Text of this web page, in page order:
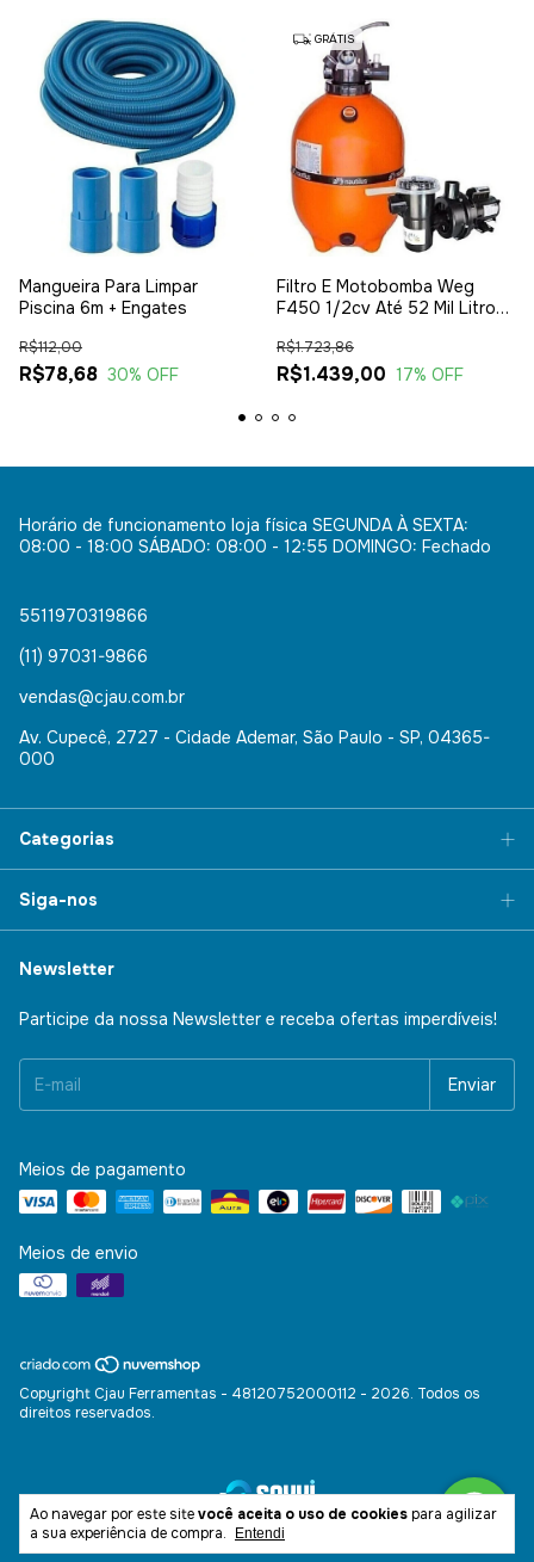
Ao navegar por este sitevocê aceita o uso de cookiespara agilizar
a sua experiência de compra.
Entendi
Mangueira Para Limpar
Piscina 6m + Engates
R$78,68
R$112,00
30% OFF
GRÁTIS
Filtro E Motobomba Weg
F450 1/2cv Até 52 Mil Litros
R$1.439,00
R$1.723,86
17% OFF
Horário de funcionamento loja física SEGUNDA À SEXTA:
08:00 - 18:00 SÁBADO: 08:00 - 12:55 DOMINGO: Fechado
5511970319866
(11) 97031-9866
vendas@cjau.com.br
Av. Cupecê, 2727 - Cidade Ademar, São Paulo - SP, 04365-
000
Categorias
Siga-nos
Newsletter
Participe da nossa Newsletter e receba ofertas imperdíveis!
Meios de pagamento
Meios de envio
Copyright Cjau Ferramentas - 48120752000112 - 2026. Todos os
direitos reservados.